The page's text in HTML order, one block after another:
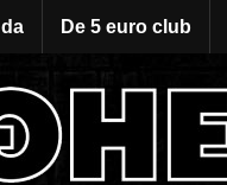
De 5 euro club